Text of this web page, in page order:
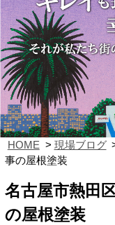
HOME 現場ブログ
事の屋根塗装
名古屋市熱田
の屋根塗装